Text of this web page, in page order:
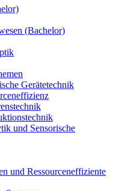
(Bachelor)
Gerätetechnik
und Sensorische
und Ressourceneffiziente